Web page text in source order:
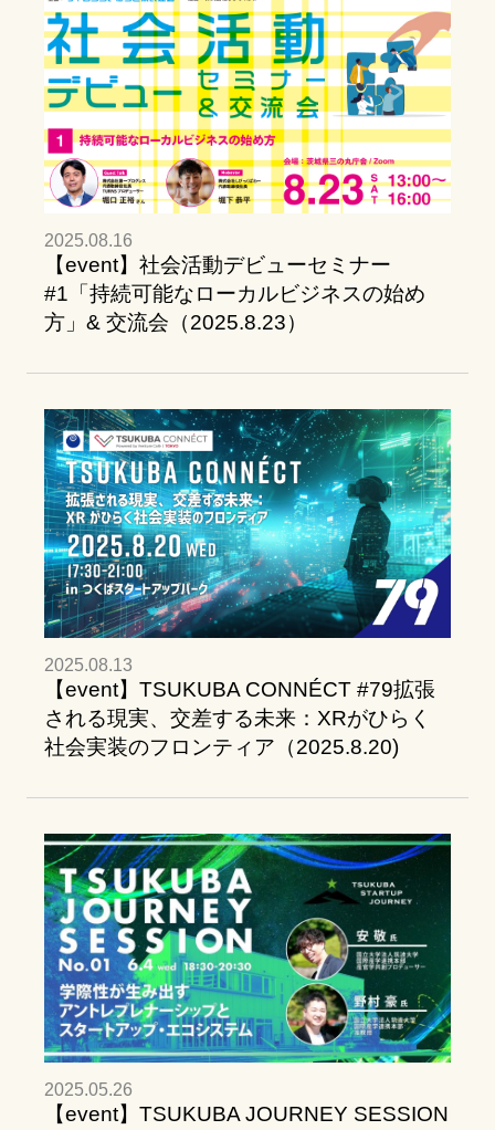
2025.08.16
【event】社会活動デビューセミナー
#1「持続可能なローカルビジネスの始め
方」& 交流会（2025.8.23）
2025.08.13
【event】TSUKUBA CONNÉCT #79拡張
される現実、交差する未来：XRがひらく
社会実装のフロンティア（2025.8.20)
2025.05.26
【event】TSUKUBA JOURNEY SESSION